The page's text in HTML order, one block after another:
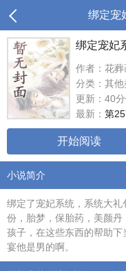
绑定宠
绑定宠妃
作者：花葬
分类：其他
更新：40
最新： 第
开始阅读
小说简介
绑定了宠妃系统，系统大
份，胎梦，保胎药，美颜
孩子，在这些东西的帮助
宴他是男的啊。